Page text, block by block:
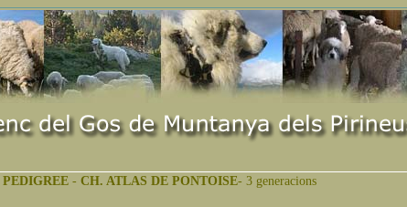
PEDIGREE - CH. ATLAS DE PONTOISE- 3 generacions